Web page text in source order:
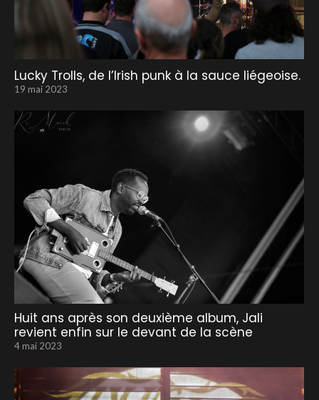
Lucky Trolls, de l’Irish punk à la sauce liégeoise.
19 mai 2023
Huit ans après son deuxième album, Jali
revient enfin sur le devant de la scène
4 mai 2023